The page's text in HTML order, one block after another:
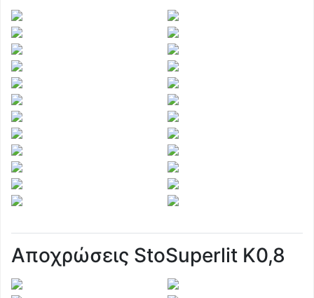
Αποχρώσεις StoSuperlit Κ0,8